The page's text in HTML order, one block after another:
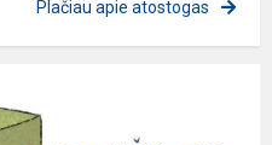
Plačiau apie atostogas